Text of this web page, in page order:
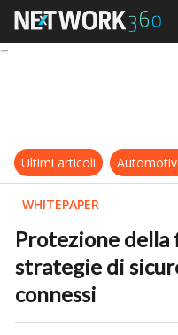
Ultimi articoli
WHITEPAPER
Protezione
strategie di
connessi